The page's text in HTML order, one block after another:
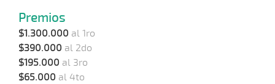
Premios
$1.300.000 al 1ro
$390.000 al 2do
$195.000 al 3ro
$65.000 al 4to